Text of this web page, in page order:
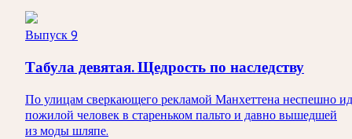
Выпуск 9
Табула девятая. Щедрость по наследству
По улицам сверкающего рекламой Манхеттена неспешно
пожилой человек в стареньком пальто и давно вышедшей
из моды шляпе.